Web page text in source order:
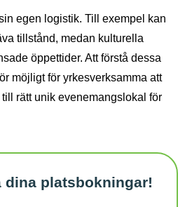
egen logistik. Till exempel kan
tillstånd, medan kulturella
öppettider. Att förstå dessa
möjligt för yrkesverksamma att
rätt unik evenemangslokal för
dina platsbokningar!